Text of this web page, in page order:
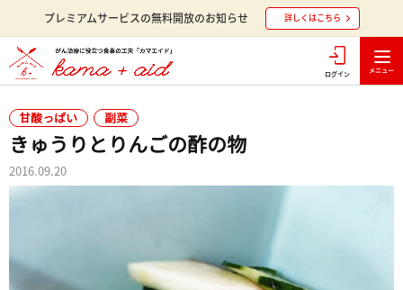
プレミアムサービスの無料開放のお知らせ 詳しくはこちら
ログイン
甘酸っぱい 副菜
きゅうりとりんごの酢の物
2016.09.20